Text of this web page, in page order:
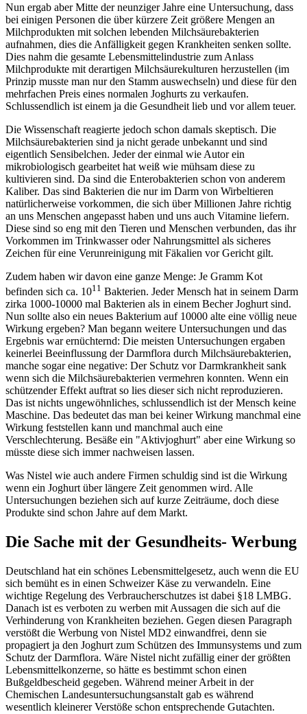
Nun ergab aber Mitte der neunziger Jahre eine Untersuchung, dass
bei einigen Personen die über kürzere Zeit größere Mengen an
Milchprodukten mit solchen lebenden Milchsäurebakterien
aufnahmen, dies die Anfälligkeit gegen Krankheiten senken sollte.
Dies nahm die gesamte Lebensmittelindustrie zum Anlass
Milchprodukte mit derartigen Milchsäurekulturen herzustellen (im
Prinzip musste man nur den Stamm auswechseln) und diese für den
mehrfachen Preis eines normalen Joghurts zu verkaufen.
Schlussendlich ist einem ja die Gesundheit lieb und vor allem teuer.
Die Wissenschaft reagierte jedoch schon damals skeptisch. Die
Milchsäurebakterien sind ja nicht gerade unbekannt und sind
eigentlich Sensibelchen. Jeder der einmal wie Autor ein
mikrobiologisch gearbeitet hat weiß wie mühsam diese zu
kultivieren sind. Da sind die Enterobakterien schon von anderem
Kaliber. Das sind Bakterien die nur im Darm von Wirbeltieren
natürlicherweise vorkommen, die sich über Millionen Jahre richtig
an uns Menschen angepasst haben und uns auch Vitamine liefern.
Diese sind so eng mit den Tieren und Menschen verbunden, das ihr
Vorkommen im Trinkwasser oder Nahrungsmittel als sicheres
Zeichen für eine Verunreinigung mit Fäkalien vor Gericht gilt.
Zudem haben wir davon eine ganze Menge: Je Gramm Kot
befinden sich ca. 1011 Bakterien. Jeder Mensch hat in seinem Darm
zirka 1000-10000 mal Bakterien als in einem Becher Joghurt sind.
Nun sollte also ein neues Bakterium auf 10000 alte eine völlig neue
Wirkung ergeben? Man begann weitere Untersuchungen und das
Ergebnis war ernüchternd: Die meisten Untersuchungen ergaben
keinerlei Beeinflussung der Darmflora durch Milchsäurebakterien,
manche sogar eine negative: Der Schutz vor Darmkrankheit sank
wenn sich die Milchsäurebakterien vermehren konnten. Wenn ein
schützender Effekt auftrat so lies dieser sich nicht reproduzieren.
Das ist nichts ungewöhnliches, schlussendlich ist der Mensch keine
Maschine. Das bedeutet das man bei keiner Wirkung manchmal eine
Wirkung feststellen kann und manchmal auch eine
Verschlechterung. Besäße ein "Aktivjoghurt" aber eine Wirkung so
müsste diese sich immer nachweisen lassen.
Was Nistel wie auch andere Firmen schuldig sind ist die Wirkung
wenn ein Joghurt über längere Zeit genommen wird. Alle
Untersuchungen beziehen sich auf kurze Zeiträume, doch diese
Produkte sind schon Jahre auf dem Markt.
Die Sache mit der Gesundheits- Werbung
Deutschland hat ein schönes Lebensmittelgesetz, auch wenn die EU
sich bemüht es in einen Schweizer Käse zu verwandeln. Eine
wichtige Regelung des Verbraucherschutzes ist dabei §18 LMBG.
Danach ist es verboten zu werben mit Aussagen die sich auf die
Verhinderung von Krankheiten beziehen. Gegen diesen Paragraph
verstößt die Werbung von Nistel MD2 einwandfrei, denn sie
propagiert ja den Joghurt zum Schützen des Immunsystems und zum
Schutz der Darmflora. Wäre Nistel nicht zufällig einer der größten
Lebensmittelkonzerne, so hätte es bestimmt schon einen
Bußgeldbescheid gegeben. Während meiner Arbeit in der
Chemischen Landesuntersuchungsanstalt gab es während
wesentlich kleinerer Verstöße schon entsprechende Gutachten.